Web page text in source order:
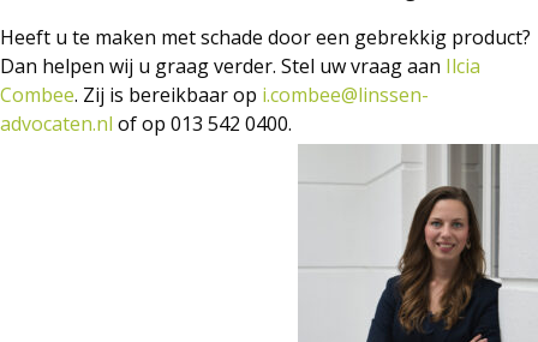
Heeft u te maken met schade door een gebrekkig product?
Dan helpen wij u graag verder. Stel uw vraag aan Ilcia
Combee. Zij is bereikbaar op i.combee@linssen-
advocaten.nl of op 013 542 0400.